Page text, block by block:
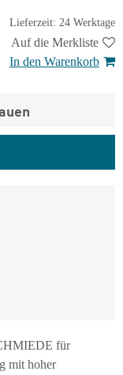
Lieferzeit: 24 Werktage
Auf die Merkliste
In den Warenkorb
für
mit hoher